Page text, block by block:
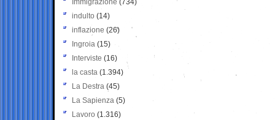
Immigrazione (734)
indulto (14)
inflazione (26)
Ingroia (15)
Interviste (16)
la casta (1.394)
La Destra (45)
La Sapienza (5)
Lavoro (1.316)